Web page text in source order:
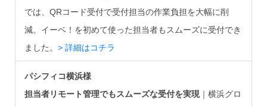
では、QRコード受付で受付担当の作業負担を大幅に削
減。イーベ！を初めて使った担当者もスムーズに受付でき
ました。 > 詳細はコチラ
パシフィコ横浜様
担当者リモート管理でもスムーズな受付を実現｜横浜グロ